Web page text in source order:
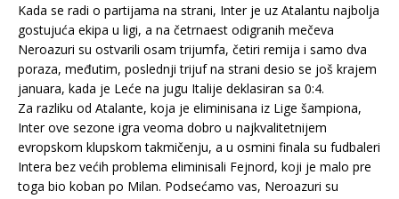
Kada se radi o partijama na strani, Inter je uz Atalantu najbolja
gostujuća ekipa u ligi, a na četrnaest odigranih mečeva
Neroazuri su ostvarili osam trijumfa, četiri remija i samo dva
poraza, međutim, poslednji trijuf na strani desio se još krajem
januara, kada je Leće na jugu Italije deklasiran sa 0:4.
Za razliku od Atalante, koja je eliminisana iz Lige šampiona,
Inter ove sezone igra veoma dobro u najkvalitetnijem
evropskom klupskom takmičenju, a u osmini finala su fudbaleri
Intera bez većih problema eliminisali Fejnord, koji je malo pre
toga bio koban po Milan. Podsećamo vas, Neroazuri su